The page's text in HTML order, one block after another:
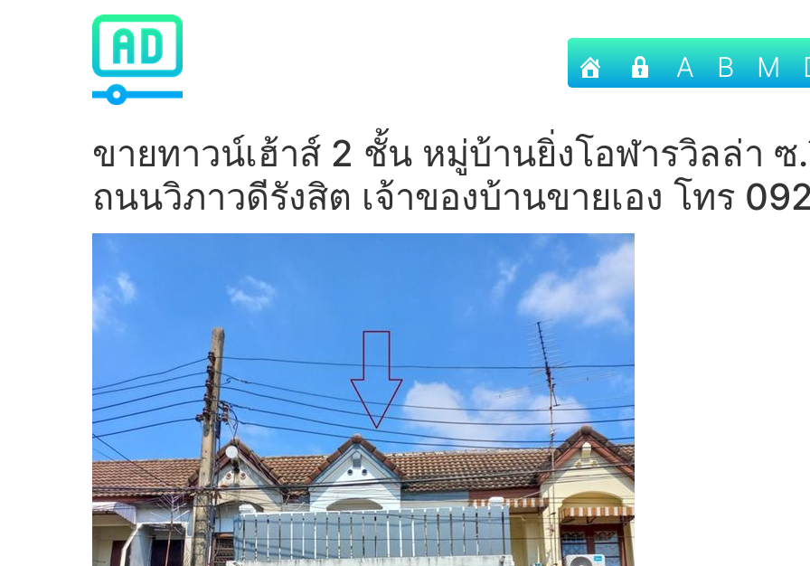
A B M
ขายทาวน์เฮ้าส์ 2 ชั้น หมู่บ้านยิ่งโอฬารวิลล่า
ถนนวิภาวดีรังสิต เจ้าของบ้านขายเอง โทร